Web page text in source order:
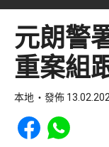
元朗警
重案組
本地 發佈
Share to Facebook
Share to